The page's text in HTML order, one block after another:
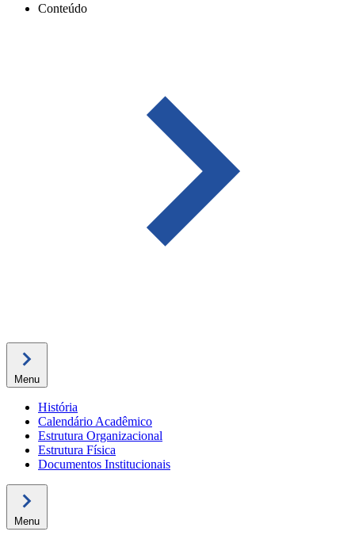
Conteúdo
Menu
História
Calendário Acadêmico
Estrutura Organizacional
Estrutura Física
Documentos Institucionais
Menu